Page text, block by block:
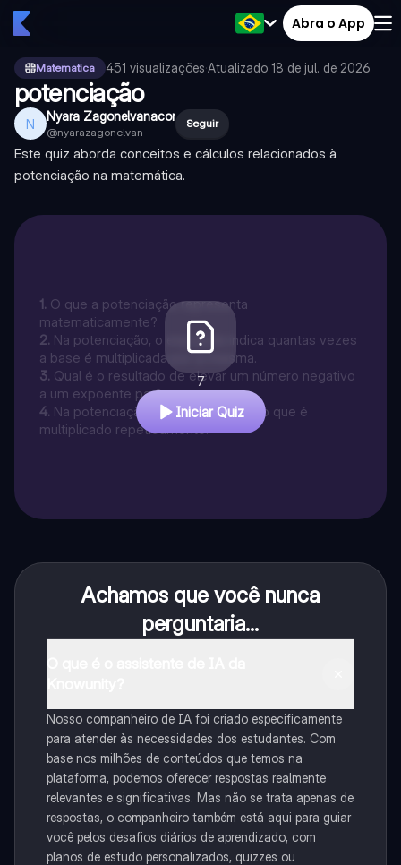
Abra o App
Matematica 451 visualizações·Atualizado 18 de jul. de 2026
potenciação
N Nyara Zagonelvanacor
@nyarazagonelvan
Seguir
Este quiz aborda conceitos e cálculos relacionados à
potenciação na matemática.
1. O que a potenciação representa
matematicamente?
2. Na potenciação, o expoente indica quantas vezes
a base é multiplicada por si mesma.
3. Qual é o resultado de elevar um número negativo
a um expoente par?
4. Na potenciação, a base é o número que é
multiplicado repetidamente.
7
Iniciar Quiz
Achamos que você nunca
perguntaria...
Nosso companheiro de IA foi criado especificamente
para atender às necessidades dos estudantes. Com
base nos milhões de conteúdos que temos na
plataforma, podemos oferecer respostas realmente
relevantes e significativas. Mas não se trata apenas de
respostas, o companheiro também está aqui para guiar
você pelos desafios diários de aprendizado, com
planos de estudo personalizados, quizzes ou